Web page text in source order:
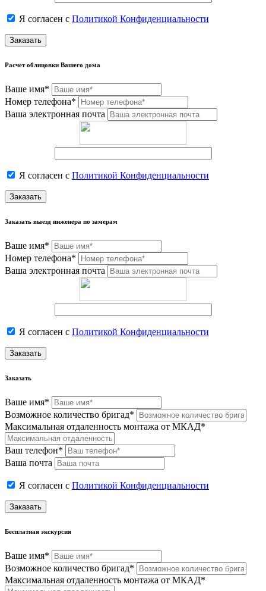
Я согласен с Политикой Конфиденциальности
Заказать
Расчет облицовки Вашего дома
Ваше имя*
Номер телефона*
Ваша электронная почта
Я согласен с Политикой Конфиденциальности
Заказать
Заказать выезд инженера по замерам
Ваше имя*
Номер телефона*
Ваша электронная почта
Я согласен с Политикой Конфиденциальности
Заказать
Заказать
Ваше имя*
Возможное количество бригад*
Максимальная отдаленность монтажа от МКАД*
Ваш телефон*
Ваша почта
Я согласен с Политикой Конфиденциальности
Заказать
Бесплатная экскурсия
Ваше имя*
Возможное количество бригад*
Максимальная отдаленность монтажа от МКАД*